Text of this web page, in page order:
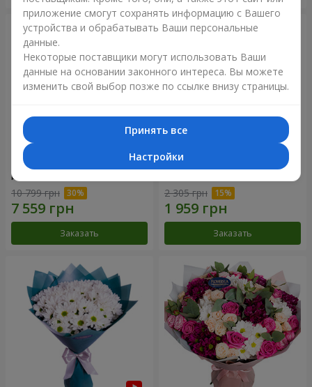
Цветы в коробке "101
розовая роза"
10 799 грн
Заказать
Букет "Цветочное Selfie!"
2 305 грн
Заказать
приложение смогут сохранять информацию с Вашего
устройства и обрабатывать Ваши персональные
данные.
Некоторые поставщики могут использовать Ваши
данные на основании законного интереса. Вы можете
изменить свой выбор позже по ссылке внизу страницы.
Принять все
Настройки